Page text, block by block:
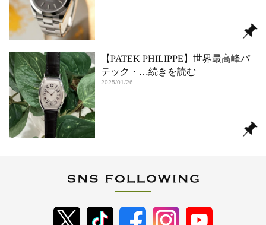
【PATEK PHILIPPE】世界最高峰パ
テック・ …続きを読む
2025/01/26